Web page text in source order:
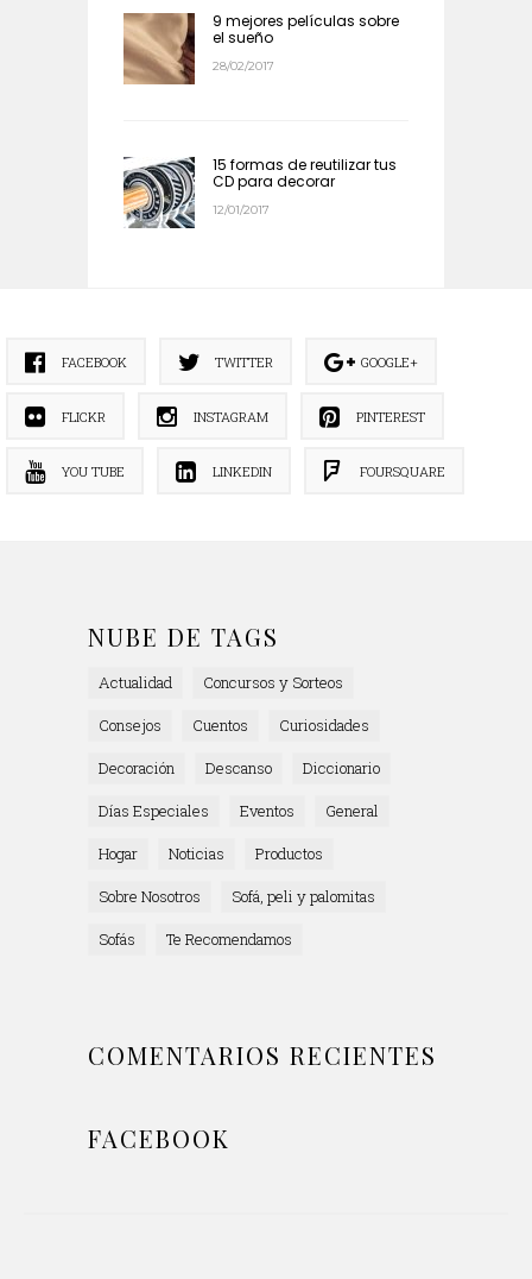
9 mejores películas sobre
el sueño
28/02/2017
15 formas de reutilizar tus
CD para decorar
12/01/2017
FACEBOOK TWITTER GOOGLE+
FLICKR INSTAGRAM PINTEREST
YOU TUBE LINKEDIN FOURSQUARE
NUBE DE TAGS
Actualidad
Concursos y Sorteos
Consejos
Cuentos
Curiosidades
Decoración
Descanso
Diccionario
Días Especiales
Eventos
General
Hogar
Noticias
Productos
Sobre Nosotros
Sofá, peli y palomitas
Sofás
Te Recomendamos
COMENTARIOS RECIENTES
FACEBOOK